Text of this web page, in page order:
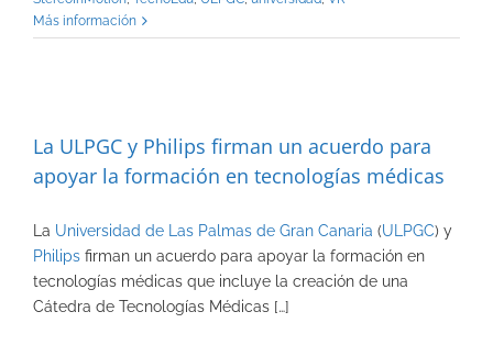
Más información
La ULPGC y Philips firman un acuerdo para
apoyar la formación en tecnologías médicas
La Universidad de Las Palmas de Gran Canaria (ULPGC) y
Philips firman un acuerdo para apoyar la formación en
tecnologías médicas que incluye la creación de una
Cátedra de Tecnologías Médicas […]